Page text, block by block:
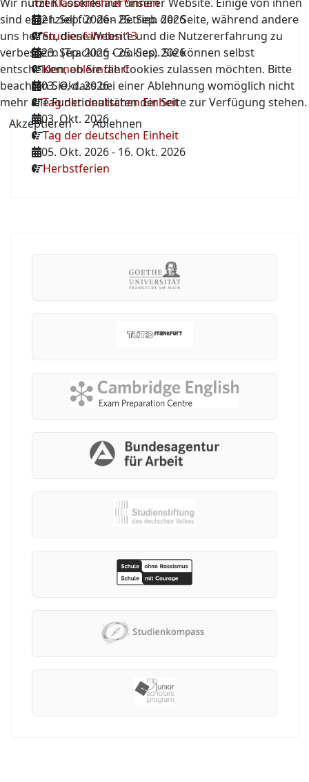
21. Sep. 2026-25. Sep. 2026
Studienfahrten 13
23. Sep. 2026-25. Sep. 2026
Kennenlernfahrt
03. Okt. 2026
Tag der deutschen Einheit
03. Okt. 2026
Tag der deutschen Einheit
05. Okt. 2026- 16. Okt. 2026
Herbstferien
sind essenziell für den Betrieb der Seite, während andere
uns helfen, diese Website und die Nutzererfahrung zu
verbessern (Tracking Cookies). Sie können selbst
entscheiden, ob Sie die Cookies zulassen möchten. Bitte
beachten Sie, dass bei einer Ablehnung womöglich nicht
mehr alle Funktionalitäten der Seite zur Verfügung stehen.
Akzeptieren
Ablehnen